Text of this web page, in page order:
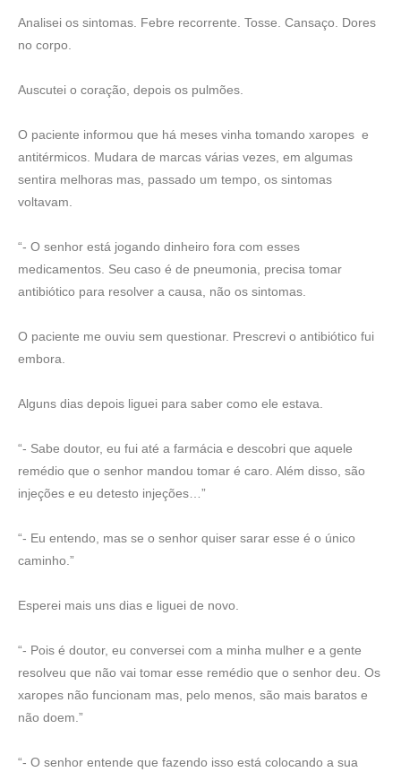
Analisei os sintomas. Febre recorrente. Tosse. Cansaço. Dores
no corpo.
Auscutei o coração, depois os pulmões.
O paciente informou que há meses vinha tomando xaropes e
antitérmicos. Mudara de marcas várias vezes, em algumas
sentira melhoras mas, passado um tempo, os sintomas
voltavam.
“- O senhor está jogando dinheiro fora com esses
medicamentos. Seu caso é de pneumonia, precisa tomar
antibiótico para resolver a causa, não os sintomas.
O paciente me ouviu sem questionar. Prescrevi o antibiótico fui
embora.
Alguns dias depois liguei para saber como ele estava.
“- Sabe doutor, eu fui até a farmácia e descobri que aquele
remédio que o senhor mandou tomar é caro. Além disso, são
injeções e eu detesto injeções…”
“- Eu entendo, mas se o senhor quiser sarar esse é o único
caminho.”
Esperei mais uns dias e liguei de novo.
“- Pois é doutor, eu conversei com a minha mulher e a gente
resolveu que não vai tomar esse remédio que o senhor deu. Os
xaropes não funcionam mas, pelo menos, são mais baratos e
não doem.”
“- O senhor entende que fazendo isso está colocando a sua